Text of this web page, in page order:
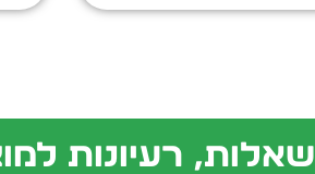
שאלות, רעיונות